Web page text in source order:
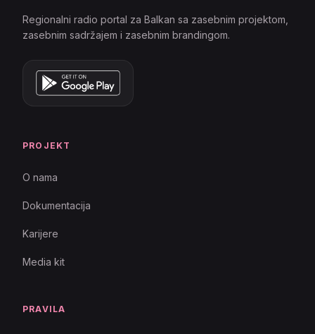
Regionalni radio portal za Balkan sa zasebnim projektom,
zasebnim sadržajem i zasebnim brandingom.
PROJEKT
O nama
Dokumentacija
Karijere
Media kit
PRAVILA